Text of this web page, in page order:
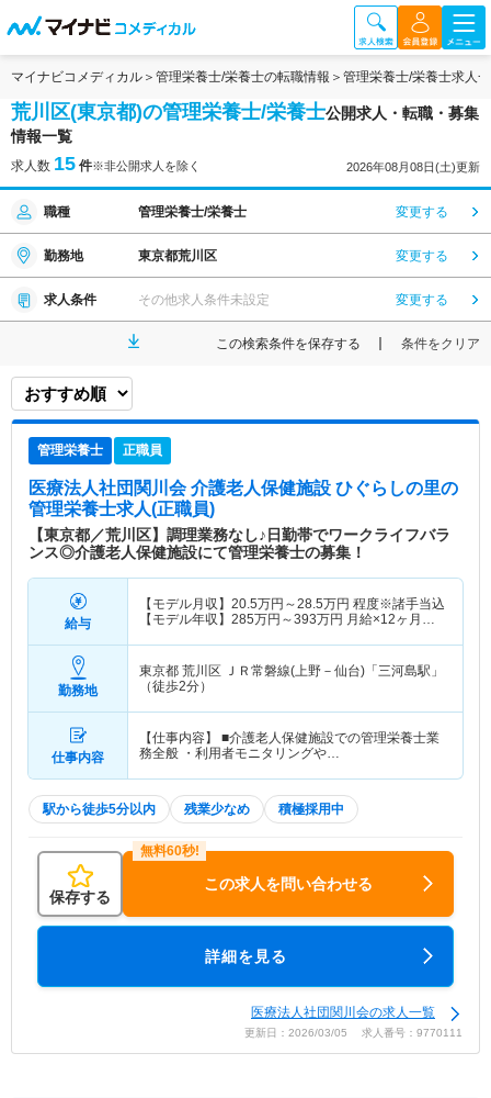
マイナビコメディカル 管理栄養士/栄養士の転職情報 管理栄養士/栄養士求人
荒川区(東京都)の管理栄養士/栄養士公開求人・転職・募集
情報一覧
求人数 15 件※非公開求人を除く 2026年08月08日(土)更新
職種 管理栄養士/栄養士 変更する
勤務地 東京都荒川区 変更する
求人条件 その他求人条件未設定 変更する
この検索条件を保存する 条件をクリア
管理栄養士 正職員
医療法人社団関川会 介護老人保健施設 ひぐらしの里の
管理栄養士求人(正職員)
【東京都／荒川区】調理業務なし♪日勤帯でワークライフバラ
ンス◎介護老人保健施設にて管理栄養士の募集！
給与
【モデル月収】 20.5万円～28.5万円 程度※諸手当込
【モデル年収】 285万円～393万円 月給×12ヶ月＋
勤務地
東京都 荒川区 ＪＲ常磐線(上野－仙台)「三河島駅」
（徒歩2分）
仕事内容
【仕事内容】 ■介護老人保健施設での管理栄養士業
務全般 ・利用者モニタリングや…
駅から徒歩5分以内 残業少なめ 積極採用中
保存する
この求人を問い合わせる
詳細を見る
医療法人社団関川会の求人一覧
更新日：2026/03/05 求人番号：9770111